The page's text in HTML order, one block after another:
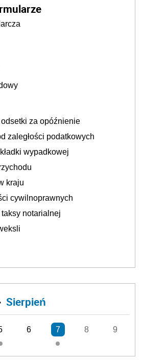
za opóźnienie
zaległości podatkowych
wypadkowej
kraju
cywilnoprawnych
notarialnej
Sierpień
6 7 8 9